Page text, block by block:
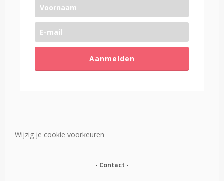
Aanmelden
Wijzig je cookie voorkeuren
Contact